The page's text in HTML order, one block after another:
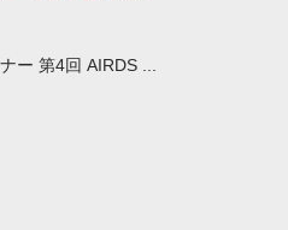
ー 第4回 AIRDS ...